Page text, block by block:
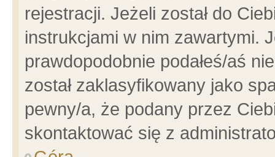
rejestracji. Jeżeli został do
instrukcjami w nim zawartymi.
prawdopodobnie podałeś/aś
został zaklasyfikowany jako
pewny/a, że podany przez
skontaktować się z